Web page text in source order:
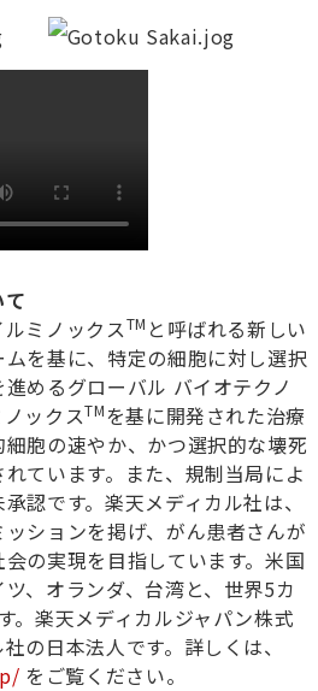
ミノックスTM と呼ばれる新しい
を基に、特定の細胞に対し選択
めるグローバル バイオテクノ
ックスTMを基に開発された治療
胞の速やか、かつ選択的な壊死
ています。また、規制当局によ
認です。楽天メディカル社は、
ションを掲げ、がん患者さんが
の実現を目指しています。米国
、オランダ、台湾と、世界5カ
。楽天メディカルジャパン株式
の日本法人です。詳しくは、
をご覧ください。